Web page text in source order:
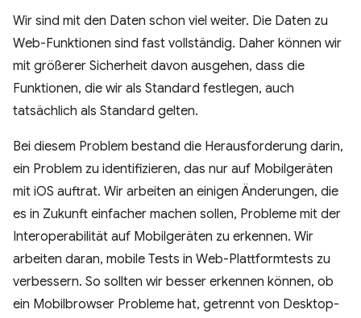
Wir sind mit den Daten schon viel weiter. Die Daten zu
Web-Funktionen sind fast vollständig. Daher können wir
mit größerer Sicherheit davon ausgehen, dass die
Funktionen, die wir als Standard festlegen, auch
tatsächlich als Standard gelten.
Bei diesem Problem bestand die Herausforderung darin,
ein Problem zu identifizieren, das nur auf Mobilgeräten
mit iOS auftrat. Wir arbeiten an einigen Änderungen, die
es in Zukunft einfacher machen sollen, Probleme mit der
Interoperabilität auf Mobilgeräten zu erkennen. Wir
arbeiten daran, mobile Tests in Web-Plattformtests zu
verbessern. So sollten wir besser erkennen können, ob
ein Mobilbrowser Probleme hat, getrennt von Desktop-